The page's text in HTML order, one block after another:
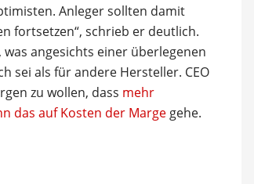
Anleger sollten damit
fortsetzen“, schrieb er deutlich.
angesichts einer überlegenen
sei als für andere Hersteller. CEO
zu wollen, dass mehr
das auf Kosten der Marge gehe.